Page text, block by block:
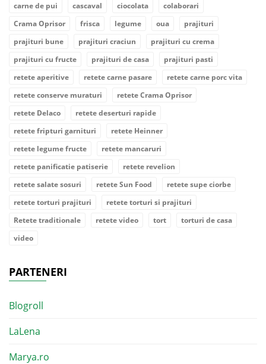
carne de pui
cascaval ciocolata
colaborari
Crama Oprisor
frisca legume oua
prajituri
prajituri bune
prajituri craciun
prajituri cu crema
prajituri cu fructe
prajituri de casa
prajituri pasti
retete aperitive
retete carne pasare
retete carne porc vita
retete conserve muraturi
retete Crama Oprisor
retete Delaco
retete deserturi rapide
retete fripturi garnituri
retete Heinner
retete legume fructe
retete mancaruri
retete panificatie patiserie
retete revelion
retete salate sosuri
retete Sun Food
retete supe ciorbe
retete torturi prajituri
retete torturi si prajituri
Retete traditionale
retete video tort
torturi de casa
video
PARTENERI
Blogroll
LaLena
Marya.ro